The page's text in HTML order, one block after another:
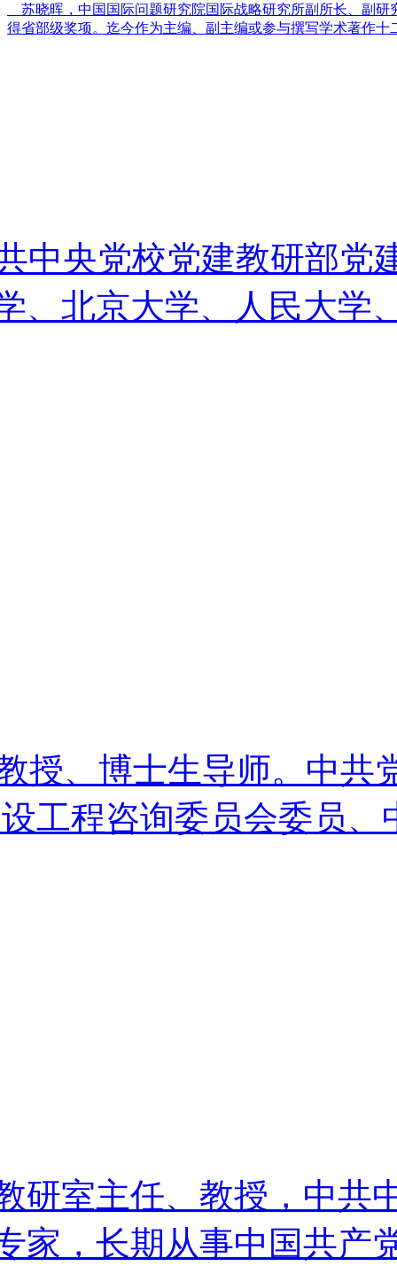
苏晓晖，中国国际问题研究院国际战略研究所副所长、副
得省部级奖项。迄今作为主编、副主编或参与撰写学术著作十
中央党校党建教研部党
、北京大学、人民大学
授、博士生导师。中共
工程咨询委员会委员
研室主任、教授，中共
家，长期从事中国共产